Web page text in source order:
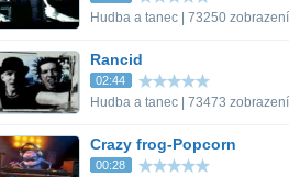
Hudba a tanec | 73250 zobrazení
Rancid
02:44
Hudba a tanec | 73473 zobrazení
Crazy frog-Popcorn
00:28